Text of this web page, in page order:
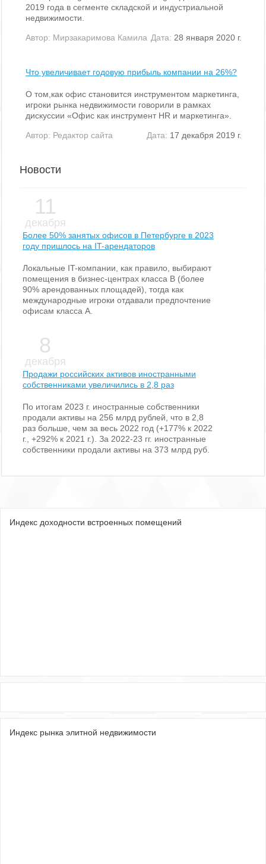
Индекс доходности встроенных помещений
Индекс рынка элитной недвижимости
2019 года в сегменте складской и индустриальной
недвижимости.
Автор: Мирзакаримова Камила Дата: 28 января 2020 г.
Что увеличивает годовую прибыль компании на 26%?
О том,как офис становится инструментом маркетинга,
игроки рынка недвижимости говорили в рамках
дискуссии «Офис как инструмент HR и маркетинга».
Автор: Редактор сайта Дата: 17 декабря 2019 г.
Новости
11
декабря
Более 50% занятых офисов в Петербурге в 2023
году пришлось на IT-арендаторов
Локальные IT-компании, как правило, выбирают
помещения в бизнес-центрах класса В (более
90% арендованных площадей), тогда как
международные игроки отдавали предпочтение
офисам класса А.
8
декабря
Продажи российских активов иностранными
собственниками увеличились в 2,8 раз
По итогам 2023 г. иностранные собственники
продали активы на 256 млрд рублей, что в 2,8
раз больше, чем за весь 2022 год (+177% к 2022
г., +292% к 2021 г.). За 2022-23 гг. иностранные
собственники продали активы на 373 млрд руб.